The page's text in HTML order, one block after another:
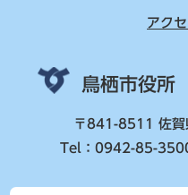
アク
鳥栖市役所
〒841-8511 佐賀
Tel：0942-85-